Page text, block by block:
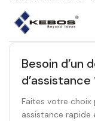
Besoin d’un
d’assistance
Faites votre choix
assistance rapide